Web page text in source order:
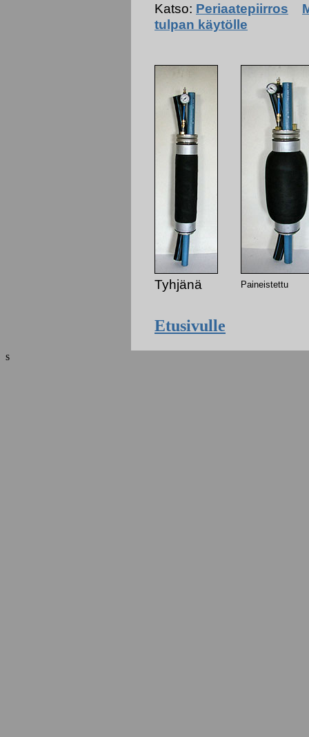
Katso: Periaatepiirros
tulpan käytölle
Tyhjänä Paineistettu
Etusivulle
s